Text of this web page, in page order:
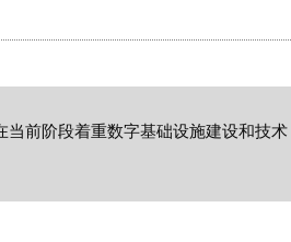
前阶段着重数字基础设施建设和技术